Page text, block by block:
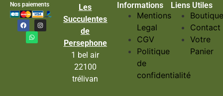
Nos paiements
Les
Succulentes
de
Persephone
1 bel air
22100
trélivan
Informations
Mentions
Legal
CGV
Politique
de
confidentialité
Liens Utiles
Contact
Votre
Panier